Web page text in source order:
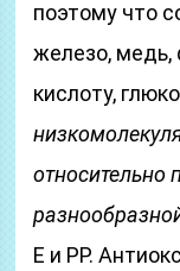
поэтому что
железо, медь,
кислоту,
относительно
E и PP.